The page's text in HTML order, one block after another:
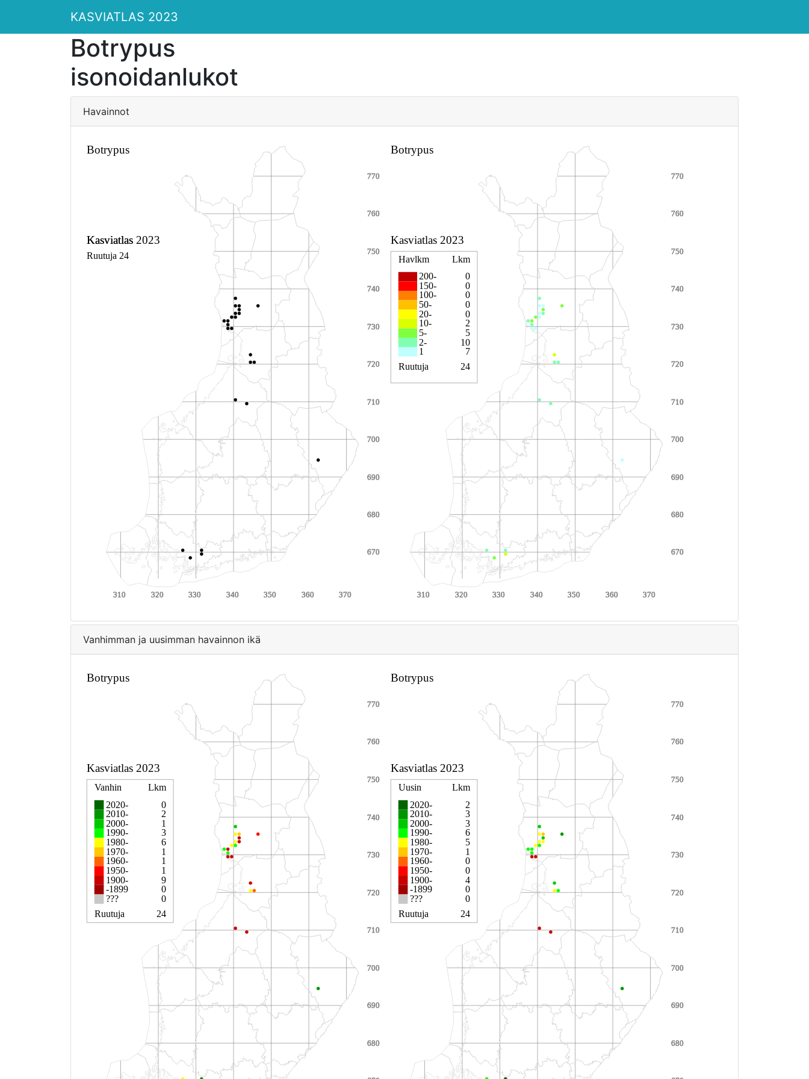
KASVIATLAS 2023
Botrypus
isonoidanlukot
Havainnot
Vanhimman ja uusimman havainnon ikä